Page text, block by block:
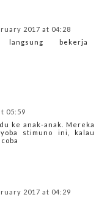
2017 at 04:28
bekerja
05:59
ke anak-anak. Mereka
stimuno ini, kalau
2017 at 04:29